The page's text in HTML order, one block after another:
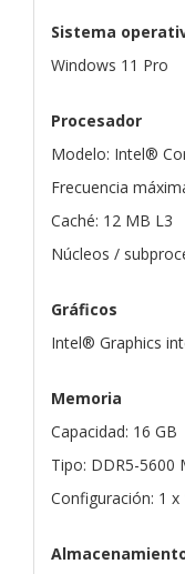
Sistema
Windows 11 Pro
Procesador
Modelo: Intel®
Frecuencia
Caché: 12 MB L3
Núcleos /
Gráficos
Intel® Graphics
Memoria
Capacidad: 16 GB
Tipo: DDR5-5600
Configuración: 1 x